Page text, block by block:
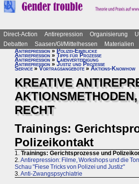
Direct-Action Antirepression Organisierung
Debatten
Saasen/GI/Mittelhessen Materialien
Antirepression»Polizei-Einblicke
Antirepression » Tipps für Prozesse
Antirepression » Laienverteidigung
Antirepression » Justiz und Prozesse
Service » Vortragsangebote » Aktions-Knowhow
KREATIVE
RECHT
Trainings:
Polizeikontakt
1. Trainings: Gerichtsprozesse und
2.Antirepression: Filme, Workshops und die
Schau "Fiese Tricks von Polizei und Justiz"
3.Anti-Zwangspsychiatrie